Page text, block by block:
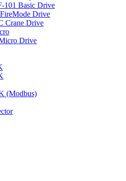
Basic Drive
Drive
Crane Drive
Drive
(Modbus)